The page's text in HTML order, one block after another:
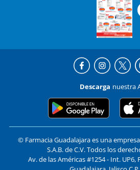
Descarga nuestra
© Farmacia Guadalajara es una
S.A.B. de C.V. Todos los
Av. de las Américas #1254 - Int. UP6,